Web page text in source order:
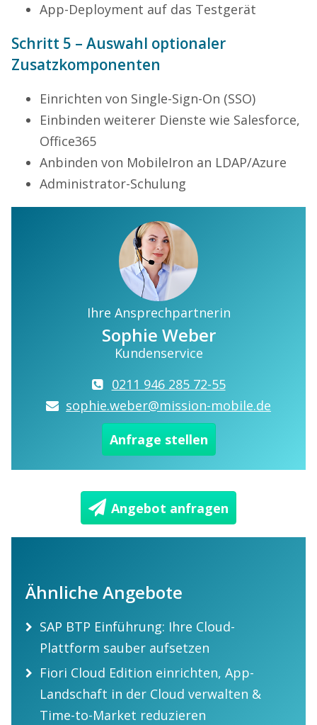
App-Deployment auf das Testgerät
Schritt 5 – Auswahl optionaler
Zusatzkomponenten
Einrichten von Single-Sign-On (SSO)
Einbinden weiterer Dienste wie Salesforce,
Office365
Anbinden von MobileIron an LDAP/Azure
Administrator-Schulung
Ihre Ansprechpartnerin
Sophie Weber
Kundenservice
0211 946 285 72-55
sophie.weber@mission-mobile.de
Anfrage stellen
Angebot anfragen
Ähnliche Angebote
SAP BTP Einführung: Ihre Cloud-
Plattform sauber aufsetzen
Fiori Cloud Edition einrichten, App-
Landschaft in der Cloud verwalten &
Time-to-Market reduzieren